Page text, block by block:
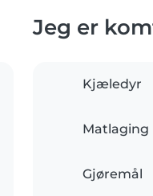
Jeg er
Kjæledyr
Matlaging
Gjøremål